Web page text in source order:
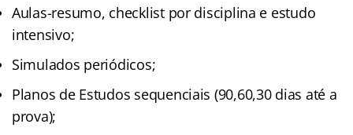
Aulas-resumo, checklist por disciplina e estudo
intensivo;
Simulados periódicos;
Planos de Estudos sequenciais (90,60,30 dias até a
prova);